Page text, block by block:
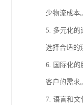
少物流成本。
5. 多元化的
选择合适的
6. 国际化的
客户的需求。
7. 语言和